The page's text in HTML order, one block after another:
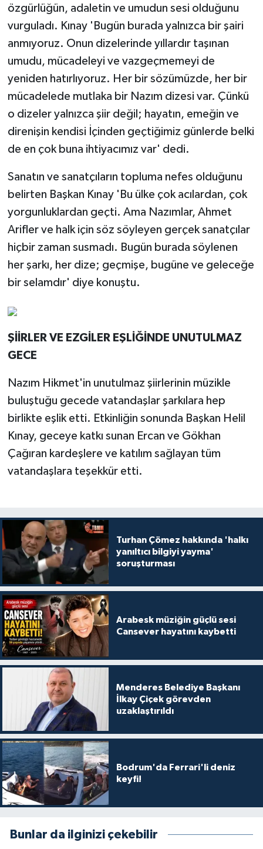
özgürlüğün, adaletin ve umudun sesi olduğunu
vurguladı. Kınay 'Bugün burada yalnızca bir şairi
anmıyoruz. Onun dizelerinde yıllardır taşınan
umudu, mücadeleyi ve vazgeçmemeyi de
yeniden hatırlıyoruz. Her bir sözümüzde, her bir
mücadelede mutlaka bir Nazım dizesi var. Çünkü
o dizeler yalnızca şiir değil; hayatın, emeğin ve
direnişin kendisi İçinden geçtiğimiz günlerde belki
de en çok buna ihtiyacımız var' dedi.
Sanatın ve sanatçıların topluma nefes olduğunu
belirten Başkan Kınay 'Bu ülke çok acılardan, çok
yorgunluklardan geçti. Ama Nazımlar, Ahmet
Arifler ve halk için söz söyleyen gerçek sanatçılar
hiçbir zaman susmadı. Bugün burada söylenen
her şarkı, her dize; geçmişe, bugüne ve geleceğe
bir selamdır' diye konuştu.
ŞİİRLER VE EZGİLER EŞLİĞİNDE UNUTULMAZ
GECE
Nazım Hikmet'in unutulmaz şiirlerinin müzikle
buluştuğu gecede vatandaşlar şarkılara hep
birlikte eşlik etti. Etkinliğin sonunda Başkan Helil
Kınay, geceye katkı sunan Ercan ve Gökhan
Çağıran kardeşlere ve katılım sağlayan tüm
vatandaşlara teşekkür etti.
Turhan Çömez hakkında 'halkı
yanıltıcı bilgiyi yayma'
soruşturması
Arabesk müziğin güçlü sesi
Cansever hayatını kaybetti
Menderes Belediye Başkanı
İlkay Çiçek görevden
uzaklaştırıldı
Bodrum'da Ferrari'li deniz
keyfi!
Bunlar da ilginizi çekebilir